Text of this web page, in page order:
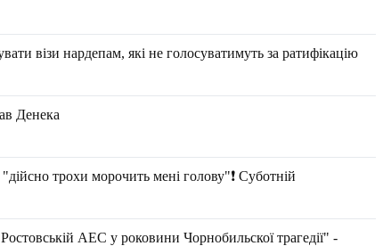
візи нардепам, які не голосуватимуть за ратифікацію
Денека
трохи морочить мені голову"❗️ Суботній
АЕС у роковини Чорнобильскої трагедії" -